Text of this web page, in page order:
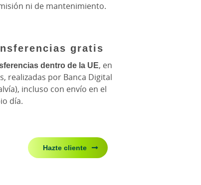
ni de mantenimiento.
gratis
dentro de la UE, en
realizadas por Banca Digital
incluso con envío en el
día.
Hazte cliente